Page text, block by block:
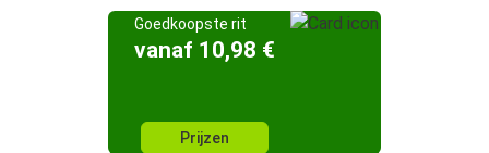
Goedkoopste rit
vanaf 10,98 €
Prijzen